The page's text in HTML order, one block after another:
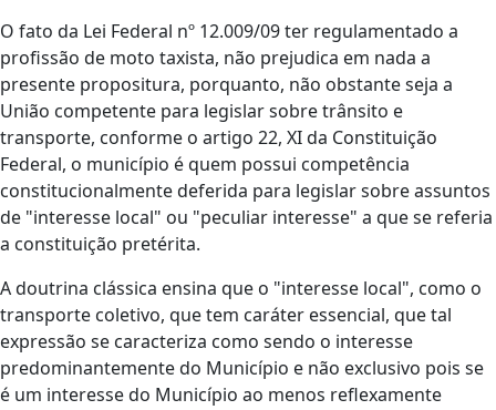
O fato da Lei Federal nº 12.009/09 ter regulamentado a
profissão de moto taxista, não prejudica em nada a
presente propositura, porquanto, não obstante seja a
União competente para legislar sobre trânsito e
transporte, conforme o artigo 22, XI da Constituição
Federal, o município é quem possui competência
constitucionalmente deferida para legislar sobre assuntos
de "interesse local" ou "peculiar interesse" a que se referia
a constituição pretérita.
A doutrina clássica ensina que o "interesse local", como o
transporte coletivo, que tem caráter essencial, que tal
expressão se caracteriza como sendo o interesse
predominantemente do Município e não exclusivo pois se
é um interesse do Município ao menos reflexamente